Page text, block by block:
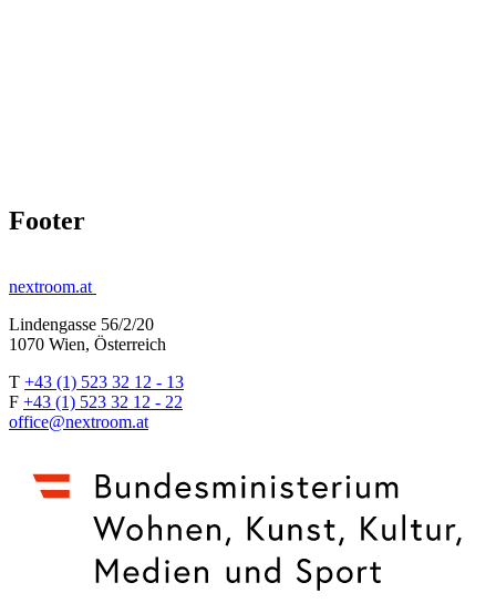
Footer
nextroom.at
Lindengasse 56/2/20
1070 Wien, Österreich
T +43 (1) 523 32 12 - 13
F +43 (1) 523 32 12 - 22
office@nextroom.at